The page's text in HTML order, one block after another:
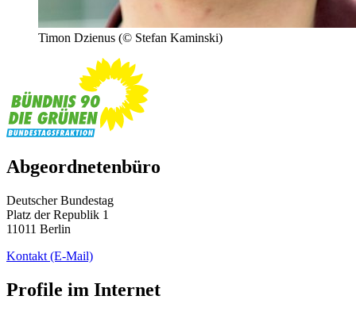
Timon Dzienus (© Stefan Kaminski)
Abgeordnetenbüro
Deutscher Bundestag
Platz der Republik 1
11011 Berlin
Kontakt (E-Mail)
Profile im Internet